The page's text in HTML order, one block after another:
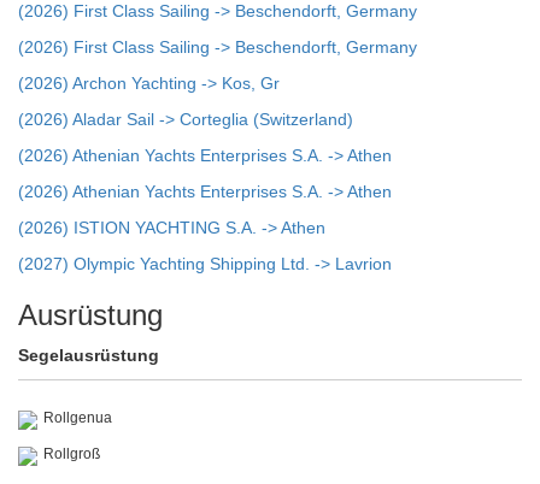
(2026) First Class Sailing -> Beschendorft, Germany
(2026) First Class Sailing -> Beschendorft, Germany
(2026) Archon Yachting -> Kos, Gr
(2026) Aladar Sail -> Corteglia (Switzerland)
(2026) Athenian Yachts Enterprises S.A. -> Athen
(2026) Athenian Yachts Enterprises S.A. -> Athen
(2026) ISTION YACHTING S.A. -> Athen
(2027) Olympic Yachting Shipping Ltd. -> Lavrion
Ausrüstung
Segelausrüstung
Rollgenua
Rollgroß